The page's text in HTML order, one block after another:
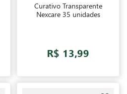
Curativo Transparente
Nexcare 35 unidades
R$ 13,99